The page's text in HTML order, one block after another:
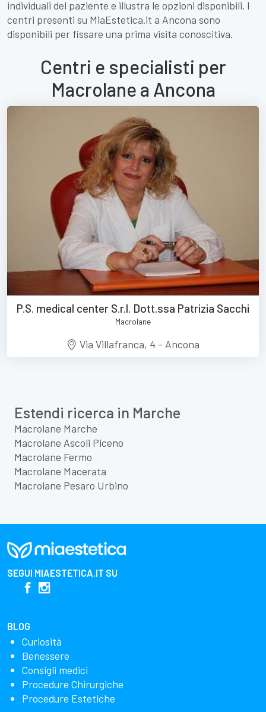
individuali del paziente e illustra le opzioni disponibili. I
centri presenti su MiaEstetica.it a Ancona sono
disponibili per fissare una prima visita conoscitiva.
Centri e specialisti per
Macrolane a Ancona
P.S. medical center S.r.l. Dott.ssa Patrizia Sacchi
Macrolane
Via Villafranca, 4 - Ancona
Estendi ricerca in Marche
Macrolane Marche
Macrolane Ascoli Piceno
Macrolane Fermo
Macrolane Macerata
Macrolane Pesaro Urbino
SEGUI MIAESTETICA.IT SU
BLOG
Curiosità
Benessere
Consigli medici
Procedure Chirurgiche
Procedure Estetiche